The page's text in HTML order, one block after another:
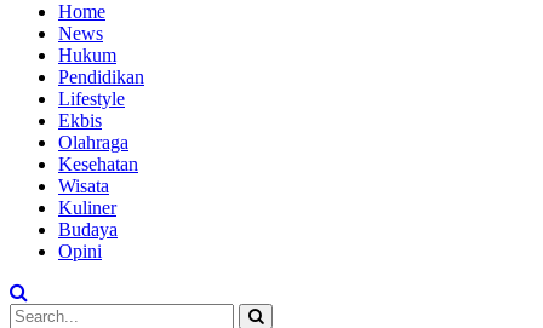
Home
News
Hukum
Pendidikan
Lifestyle
Ekbis
Olahraga
Kesehatan
Wisata
Kuliner
Budaya
Opini